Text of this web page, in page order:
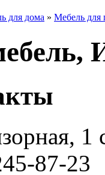
для дома » Мебель для
87-23